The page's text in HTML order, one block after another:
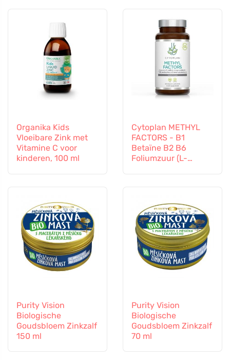
Organika Kids
Vloeibare Zink met
Vitamine C voor
kinderen, 100 ml
Cytoplan METHYL
FACTORS - B1
Betaïne B2 B6
Foliumzuur (L-
Purity Vision
Biologische
Goudsbloem Zinkzalf
150 ml
Purity Vision
Biologische
Goudsbloem Zinkzalf
70 ml